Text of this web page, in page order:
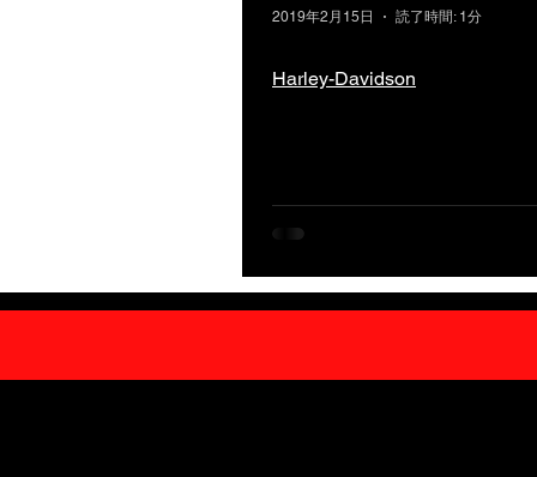
2019年2月15日 読了時間: 1分
Harley-Davidson